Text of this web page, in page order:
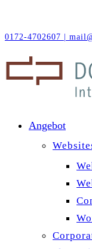
0172-4702607 |
Angebot